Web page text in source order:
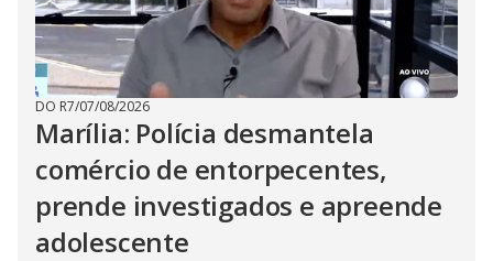
DO R7/07/08/2026
Marília: Polícia desmantela
comércio de entorpecentes,
prende investigados e apreende
adolescente